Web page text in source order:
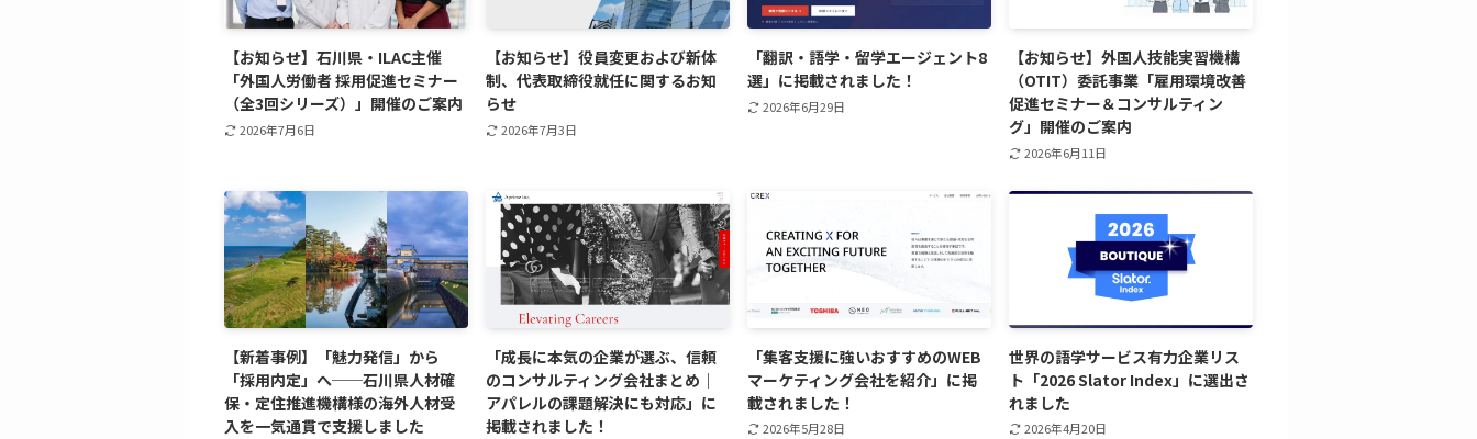
【お知らせ】石川県・ILAC主催
「外国人労働者 採用促進セミナー
（全3回シリーズ）」開催のご案内
2026年7月6日
【お知らせ】役員変更および新体
制、代表取締役就任に関するお知
らせ
2026年7月3日
「翻訳・語学・留学エージェント8
選」に掲載されました！
2026年6月29日
【お知らせ】外国人技能実習機構
（OTIT）委託事業「雇用環境改善
促進セミナー＆コンサルティン
グ」開催のご案内
2026年6月11日
【新着事例】「魅力発信」から
「採用内定」へ──石川県人材確
保・定住推進機構様の海外人材受
入を一気通貫で支援しました
「成長に本気の企業が選ぶ、信頼
のコンサルティング会社まとめ｜
アパレルの課題解決にも対応」に
掲載されました！
「集客支援に強いおすすめのWEB
マーケティング会社を紹介」に掲
載されました！
2026年5月28日
世界の語学サービス有力企業リス
ト「2026 Slator Index」に選出さ
れました
2026年4月20日